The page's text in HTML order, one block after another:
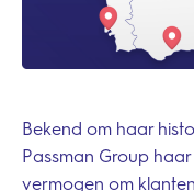
Bekend om haar
Passman Group
vermogen om